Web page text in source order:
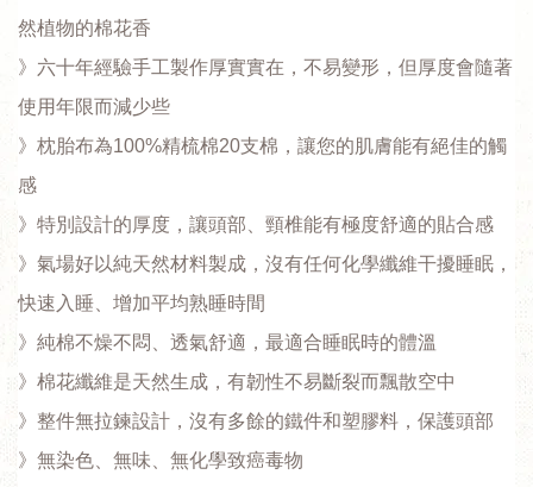
然植物的棉花香
》六十年經驗手工製作厚實實在，不易變形，但厚度會隨著
使用年限而減少些
》枕胎布為100%精梳棉20支棉，讓您的肌膚能有絕佳的觸
感
》特別設計的厚度，讓頭部、頸椎能有極度舒適的貼合感
》氣場好以純天然材料製成，沒有任何化學纖維干擾睡眠，
快速入睡、增加平均熟睡時間
》純棉不燥不悶、透氣舒適，最適合睡眠時的體溫
》棉花纖維是天然生成，有韌性不易斷裂而飄散空中
》整件無拉鍊設計，沒有多餘的鐵件和塑膠料，保護頭部
》無染色、無味、無化學致癌毒物